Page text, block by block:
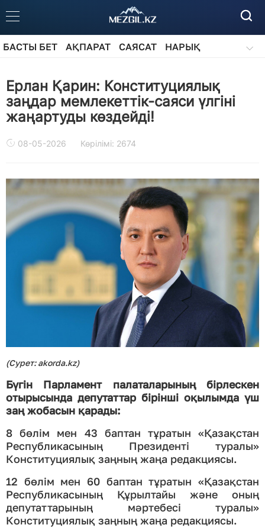
БАСТЫ БЕТ АҚПАРАТ САЯСАТ
НАРЫҚ
Ерлан Қарин: Конституциялық
заңдар мемлекеттік-саяси үлгіні
жаңартуды көздейді!
08-05-2026 Көрілімі: 2674
(Сурет: akorda.kz)
Бүгін Парламент палаталарының бірлескен
отырысында депутаттар бірінші оқылымда үш
заң жобасын қарады:
8 бөлім мен 43 баптан тұратын «Қазақстан
Республикасының Президенті туралы»
Конституциялық заңның жаңа редакциясы.
12 бөлім мен 60 баптан тұратын «Қазақстан
Республикасының Құрылтайы және оның
депутаттарының мәртебесі туралы»
Конституциялық заңның жаңа редакциясы.